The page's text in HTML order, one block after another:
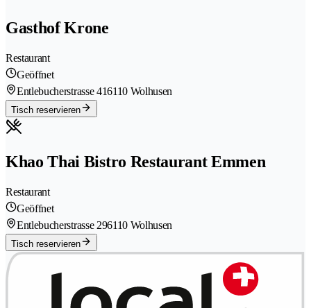
Gasthof Krone
Restaurant
Geöffnet
Entlebucherstrasse 416110 Wolhusen
Tisch reservieren
Khao Thai Bistro Restaurant Emmen
Restaurant
Geöffnet
Entlebucherstrasse 296110 Wolhusen
Tisch reservieren